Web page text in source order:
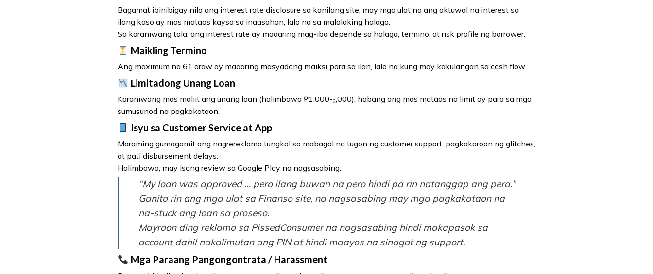
Bagamat ibinibigay nila ang interest rate disclosure sa kanilang site, may mga ulat na ang aktuwal na interest sa
ilang kaso ay mas mataas kaysa sa inaasahan, lalo na sa malalaking halaga.
Sa karaniwang tala, ang interest rate ay maaaring mag-iba depende sa halaga, termino, at risk profile ng borrower.
Maikling Termino
Ang maximum na 61 araw ay maaaring masyadong maiksi para sa ilan, lalo na kung may kakulangan sa cash flow.
Limitadong Unang Loan
Karaniwang mas maliit ang unang loan (halimbawa ₱1,000-₂,000), habang ang mas mataas na limit ay para sa mga
sumusunod na pagkakataon.
Isyu sa Customer Service at App
Maraming gumagamit ang nagrereklamo tungkol sa mabagal na tugon ng customer support, pagkakaroon ng glitches,
at pati disbursement delays.
Halimbawa, may isang review sa Google Play na nagsasabing:
“My loan was approved … pero ilang buwan na pero hindi pa rin natanggap ang pera.”
Ganito rin ang mga ulat sa Finanso site, na nagsasabing may mga pagkakataon na
na-stuck ang loan sa proseso.
Mayroon ding reklamo sa PissedConsumer na nagsasabing hindi makapasok sa
account dahil nakalimutan ang PIN at hindi maayos na sinagot ng support.
Mga Paraang Pangongontrata / Harassment